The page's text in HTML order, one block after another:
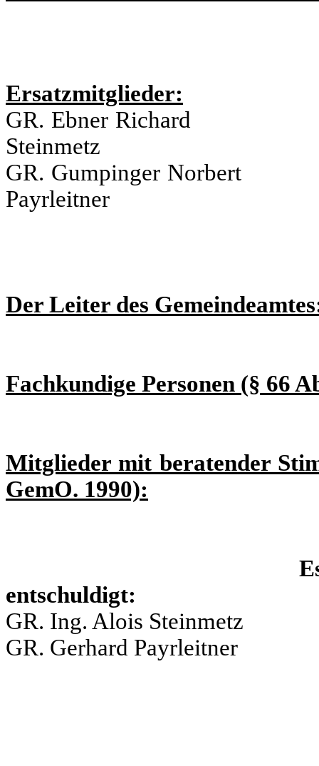
Ersatzmitglieder:
GR. Ebner
Steinmetz
GR. Gumpinger
Payrleitner
Der Leiter des
Fachkundige Personen (§ 66
Mitglieder mit beratender
GemO. 1990):
entschuldigt:
GR. Ing. Alois Steinmetz
GR. Gerhard Payrleitner